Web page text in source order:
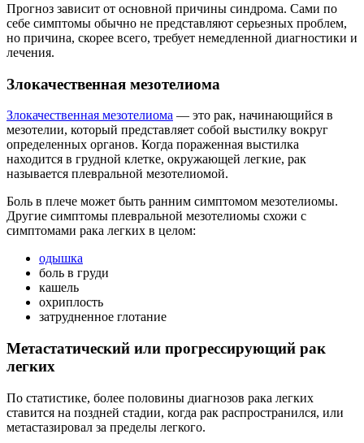
Прогноз зависит от основной причины синдрома. Сами по
себе симптомы обычно не представляют серьезных проблем,
но причина, скорее всего, требует немедленной диагностики и
лечения.
Злокачественная мезотелиома
Злокачественная мезотелиома — это рак, начинающийся в
мезотелии, который представляет собой выстилку вокруг
определенных органов. Когда пораженная выстилка
находится в грудной клетке, окружающей легкие, рак
называется плевральной мезотелиомой.
Боль в плече может быть ранним симптомом мезотелиомы.
Другие симптомы плевральной мезотелиомы схожи с
симптомами рака легких в целом:
одышка
боль в груди
кашель
охриплость
затрудненное глотание
Метастатический или прогрессирующий рак
легких
По статистике, более половины диагнозов рака легких
ставится на поздней стадии, когда рак распространился, или
метастазировал за пределы легкого.